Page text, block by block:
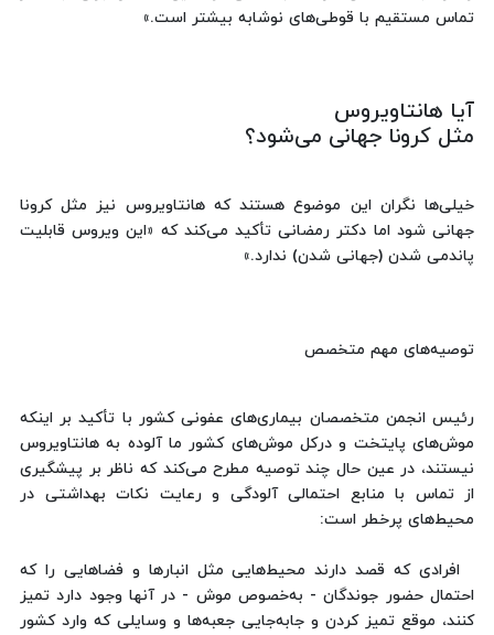
تماس مستقیم با قوطی‌های نوشابه بیشتر است.»
آیا هانتاویروس
مثل کرونا جهانی می‌شود؟
خیلی‌ها نگران این موضوع هستند که هانتاویروس نیز مثل کرونا
جهانی شود اما دکتر رمضانی تأکید می‌کند که «این ویروس قابلیت
پاندمی شدن (جهانی شدن) ندارد.»
توصیه‌های مهم متخصص
رئیس انجمن متخصصان بیماری‌های عفونی کشور با تأکید بر اینکه
موش‌های پایتخت و درکل موش‌های کشور ما آلوده به هانتاویروس
نیستند، در عین حال چند توصیه مطرح می‌کند که ناظر بر پیشگیری
از تماس با منابع احتمالی آلودگی و رعایت نکات بهداشتی در
محیط‌های پرخطر است:
افرادی که قصد دارند محیط‌هایی مثل انبارها و فضاهایی را که
احتمال حضور جوندگان - به‌خصوص موش - در آنها وجود دارد تمیز
کنند، موقع تمیز کردن و جابه‌جایی جعبه‌ها و وسایلی که وارد کشور